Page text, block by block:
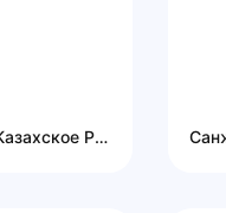
Казахское Радио